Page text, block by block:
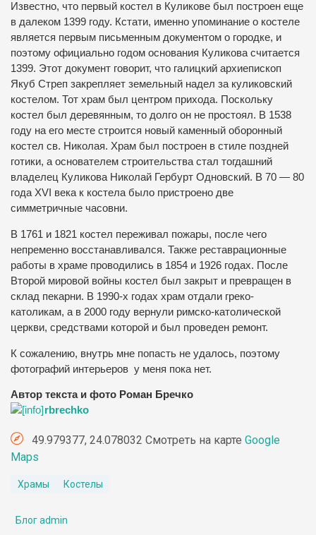
Известно, что первый костел в Куликове был построен еще
в далеком 1399 году. Кстати, именно упоминание о костеле
является первым письменным документом о городке, и
поэтому официально годом основания Куликова считается
1399. Этот документ говорит, что галицкий архиепископ
Якуб Стреп закрепляет земельный надел за куликовский
костелом. Тот храм был центром прихода. Поскольку
костел был деревянным, то долго он не простоял. В 1538
году на его месте строится новый каменный оборонный
костел св. Николая. Храм был построен в стиле поздней
готики, а основателем строительства стал тогдашний
владелец Куликова Николай Гербурт Одновский. В 70 — 80
года ХVI века к костела было пристроено две
симметричные часовни.
В 1761 и 1821 костел переживал пожары, после чего
непременно восстанавливался. Также реставрационные
работы в храме проводились в 1854 и 1926 годах. После
Второй мировой войны костел был закрыт и превращен в
склад пекарни. В 1990-х годах храм отдали греко-
католикам, а в 2000 году вернули римско-католической
церкви, средствами которой и был проведен ремонт.
К сожалению, внутрь мне попасть не удалось, поэтому
фотографий интерьеров у меня пока нет.
Автор текста и фото Роман Бречко
rbrechko
49.979377, 24.078032 Смотреть на карте Google
Maps
Храмы Костелы
Блог admin